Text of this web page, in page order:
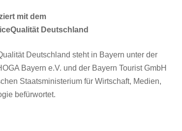
mit dem
Deutschland
Deutschland steht in Bayern unter der
Bayern e.V. und der Bayern Tourist GmbH
Staatsministerium für Wirtschaft, Medien,
befürwortet.